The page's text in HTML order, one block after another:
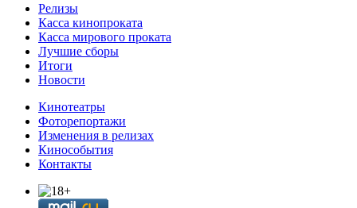
Релизы
Касса кинопроката
Касса мирового проката
Лучшие сборы
Итоги
Новости
Кинотеатры
Фоторепортажи
Изменения в релизах
Кинособытия
Контакты